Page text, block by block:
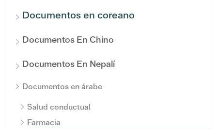
Documentos en coreano
Documentos En Chino
Documentos En Nepalí
Documentos en árabe
Salud conductual
Farmacia